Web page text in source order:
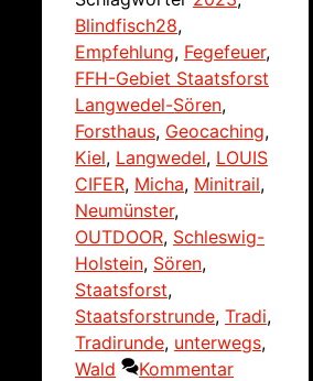
Blindfisch28,
Empfehlung, Fegefeuer,
FFH-Gebiet Staatsforst
Langwedel-Sören,
Forsthaus, Geocaching,
Kiel, Langwedel, LOUIS
CIFER, Micha, Minitrail,
Neumünster,
OUTDOOR, Schleswig-
Holstein, Sören,
Staatsforst,
Staatsforstrunde, Tradi,
Tradirunde, unterwegs,
Wald
Kommentar